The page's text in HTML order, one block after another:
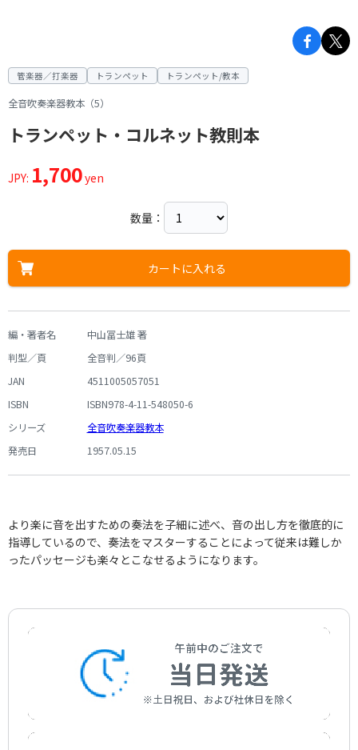
管楽器／打楽器 トランペット トランペット/教本
全音吹奏楽器教本（5）
トランペット・コルネット教則本
JPY: 1,700yen
数量：
カートに入れる
編・著者名
中山冨士雄 著
判型／頁
全音判／96頁
JAN
4511005057051
ISBN
ISBN978-4-11-548050-6
シリーズ
全音吹奏楽器教本
発売日
1957.05.15
より楽に音を出すための奏法を子細に述べ、音の出し方を徹底的に
指導しているので、奏法をマスターすることによって従来は難しか
ったパッセージも楽々とこなせるようになります。